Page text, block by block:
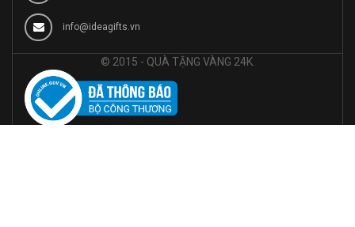
info@ideagifts.vn
© 2015 - QUÀ TẶNG VÀNG 24K.